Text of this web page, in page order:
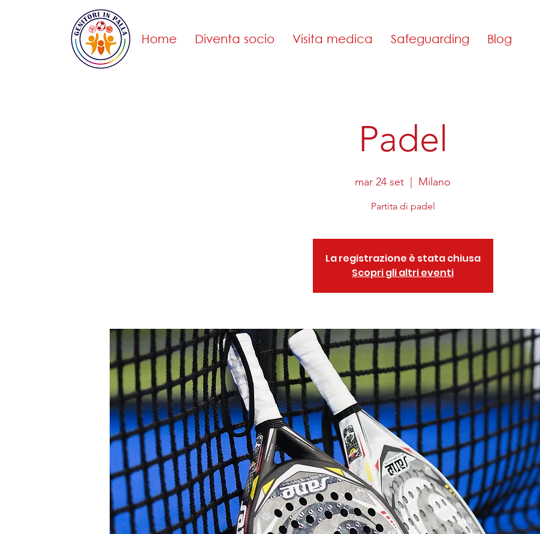
Home Diventa socio Visita medica Safeguarding Blog
Padel
mar 24 set
  |
Milano
Partita di padel
La registrazione è stata chiusa
Scopri gli altri eventi